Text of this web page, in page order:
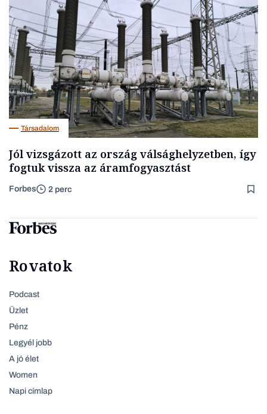
Társadalom
Jól vizsgázott az ország válsághelyzetben, így
fogtuk vissza az áramfogyasztást
Forbes 2 perc
Rovatok
Podcast
Üzlet
Pénz
Legyél jobb
A jó élet
Women
Napi címlap